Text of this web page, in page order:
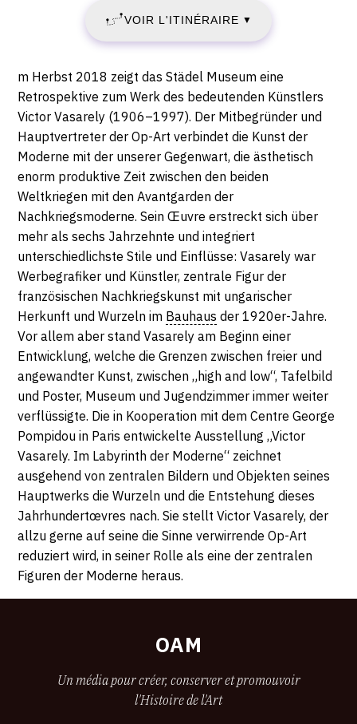
26
SEPTEMBRE
2018
-
DIMANCHE
13
JANVIER
2019
Schaumainkai
60596
Frankfurt
am
Main
VOIR L'ITINÉRAIRE ▼
Description,
horaires...
m Herbst 2018 zeigt das Städel Museum eine
Retrospektive zum Werk des bedeutenden Künstlers
Victor Vasarely (1906–1997). Der Mitbegründer und
Hauptvertreter der Op-Art verbindet die Kunst der
Moderne mit der unserer Gegenwart, die ästhetisch
enorm produktive Zeit zwischen den beiden
Weltkriegen mit den Avantgarden der
Nachkriegsmoderne. Sein Œuvre erstreckt sich über
mehr als sechs Jahrzehnte und integriert
unterschiedlichste Stile und Einflüsse: Vasarely war
Werbegrafiker und Künstler, zentrale Figur der
französischen Nachkriegskunst mit ungarischer
Herkunft und Wurzeln im Bauhaus der 1920er-Jahre.
Vor allem aber stand Vasarely am Beginn einer
Entwicklung, welche die Grenzen zwischen freier und
angewandter Kunst, zwischen „high and low“, Tafelbild
und Poster, Museum und Jugendzimmer immer weiter
verflüssigte. Die in Kooperation mit dem Centre George
Pompidou in Paris entwickelte Ausstellung „Victor
Vasarely. Im Labyrinth der Moderne“ zeichnet
ausgehend von zentralen Bildern und Objekten seines
Hauptwerks die Wurzeln und die Entstehung dieses
Jahrhundertœvres nach. Sie stellt Victor Vasarely, der
allzu gerne auf seine die Sinne verwirrende Op-Art
reduziert wird, in seiner Rolle als eine der zentralen
Figuren der Moderne heraus.
OAM
Un média pour créer, conserver et promouvoir
l'Histoire de l'Art